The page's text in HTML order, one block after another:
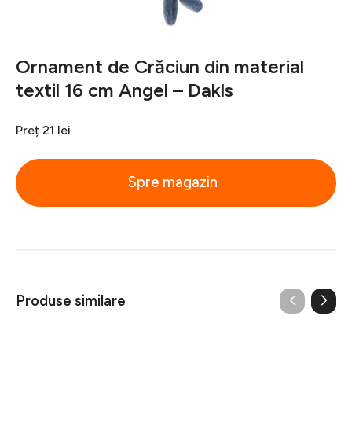
Ornament de Crăciun din material
textil 16 cm Angel – Dakls
Preț 21 lei
Spre magazin
Produse similare